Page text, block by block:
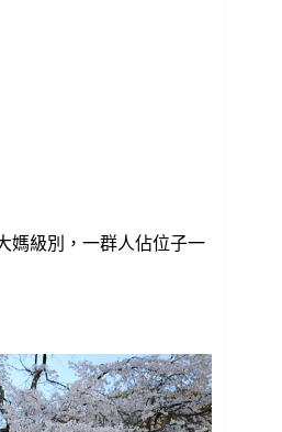
媽級別，一群人佔位子一